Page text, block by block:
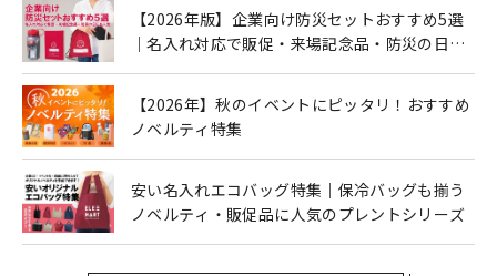
【2026年版】企業向け防災セットおすすめ5選
｜名入れ対応で販促・来場記念品・防災の日に
【2026年】秋のイベントにピッタリ！おすすめ
ノベルティ特集
安い名入れエコバッグ特集｜保冷バッグも揃う
ノベルティ・販促品に人気のプレントシリーズ